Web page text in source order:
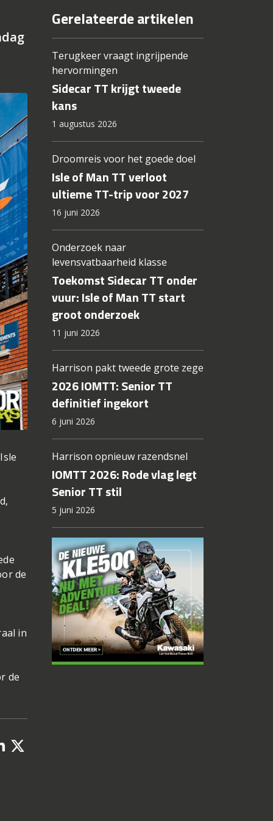
de
in
de
Gerelateerde artikelen
Terugkeer vraagt ingrijpende
hervormingen
Sidecar TT krijgt tweede
kans
1 augustus 2026
Droomreis voor het goede doel
Isle of Man TT verloot
ultieme TT-trip voor 2027
16 juni 2026
Onderzoek naar
levensvatbaarheid klasse
Toekomst Sidecar TT onder
vuur: Isle of Man TT start
groot onderzoek
11 juni 2026
Harrison pakt tweede grote zege
2026 IOMTT: Senior TT
definitief ingekort
6 juni 2026
Harrison opnieuw razendsnel
IOMTT 2026: Rode vlag legt
Senior TT stil
5 juni 2026